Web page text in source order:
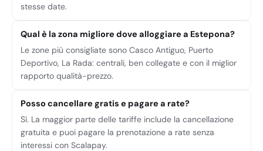
stesse date.
Qual è la zona migliore dove alloggiare a Estepona?
Le zone più consigliate sono Casco Antiguo, Puerto
Deportivo, La Rada: centrali, ben collegate e con il miglior
rapporto qualità-prezzo.
Posso cancellare gratis e pagare a rate?
Sì. La maggior parte delle tariffe include la cancellazione
gratuita e puoi pagare la prenotazione a rate senza
interessi con Scalapay.